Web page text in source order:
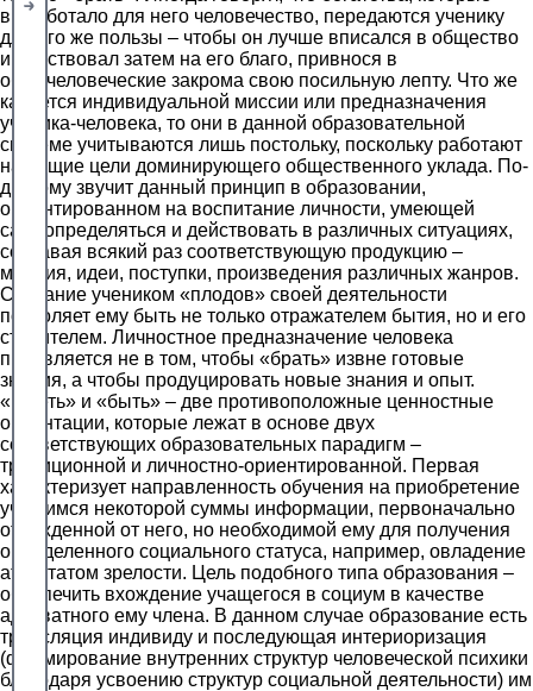
выработало для него человечество, передаются ученику
для его же пользы – чтобы он лучше вписался в общество
и действовал затем на его благо, привнося в
общечеловеческие закрома свою посильную лепту. Что же
касается индивидуальной миссии или предназначения
ученика-человека, то они в данной образовательной
системе учитываются лишь постольку, поскольку работают
на общие цели доминирующего общественного уклада. По-
другому звучит данный принцип в образовании,
ориентированном на воспитание личности, умеющей
самоопределяться и действовать в различных ситуациях,
создавая всякий раз соответствующую продукцию –
мнения, идеи, поступки, произведения различных жанров.
Создание учеником «плодов» своей деятельности
позволяет ему быть не только отражателем бытия, но и его
строителем. Личностное предназначение человека
проявляется не в том, чтобы «брать» извне готовые
знания, а чтобы продуцировать новые знания и опыт.
«Иметь» и «быть» – две противоположные ценностные
ориентации, которые лежат в основе двух
соответствующих образовательных парадигм –
традиционной и личностно-ориентированной. Первая
характеризует направленность обучения на приобретение
учащимся некоторой суммы информации, первоначально
отчужденной от него, но необходимой ему для получения
определенного социального статуса, например, овладение
аттестатом зрелости. Цель подобного типа образования –
обеспечить вхождение учащегося в социум в качестве
адекватного ему члена. В данном случае образование есть
трансляция индивиду и последующая интериоризация
(формирование внутренних структур человеческой психики
благодаря усвоению структур социальной деятельности) им